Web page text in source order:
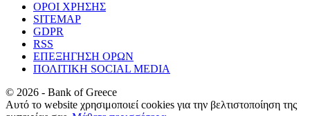
ΟΡΟΙ ΧΡΗΣΗΣ
SITEMAP
GDPR
RSS
ΕΠΕΞΗΓΗΣΗ ΟΡΩΝ
ΠΟΛΙΤΙΚΗ SOCIAL MEDIA
© 2026 - Bank of Greece
Αυτό το website χρησιμοποιεί cookies για την βελτιστοποίηση της